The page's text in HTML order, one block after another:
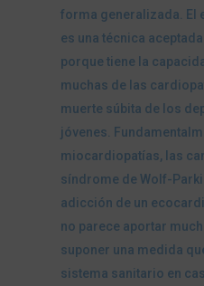
forma generalizada. El
es una técnica
porque tiene la
muchas de las
muerte súbita de los
jóvenes.
miocardiopatías, las
síndrome de Wolf-
adicción de un
no parece aportar
suponer una medida
sistema sanitario en